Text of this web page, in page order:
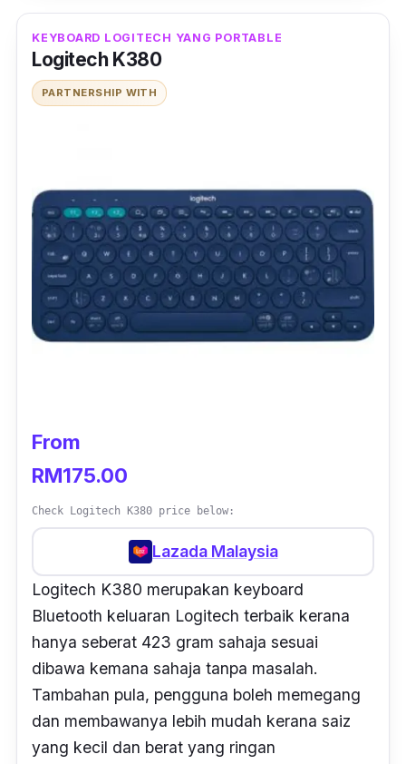
KEYBOARD LOGITECH YANG PORTABLE
Logitech K380
PARTNERSHIP WITH
From
RM175.00
Check Logitech K380 price below:
Lazada Malaysia
Logitech K380 merupakan keyboard
Bluetooth keluaran Logitech terbaik kerana
hanya seberat 423 gram sahaja sesuai
dibawa kemana sahaja tanpa masalah.
Tambahan pula, pengguna boleh memegang
dan membawanya lebih mudah kerana saiz
yang kecil dan berat yang ringan